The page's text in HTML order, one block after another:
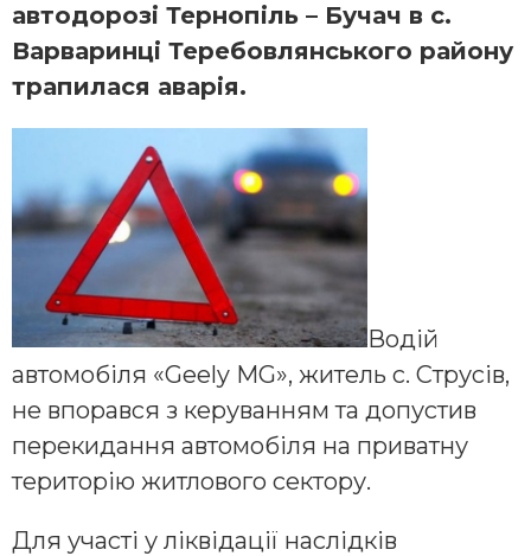
автодорозі Тернопіль – Бучач в с.
Варваринці Теребовлянського району
трапилася аварія.
Водій
автомобіля «Geely MG», житель с. Струсів,
не впорався з керуванням та допустив
перекидання автомобіля на приватну
територію житлового сектору.
Для участі у ліквідації наслідків